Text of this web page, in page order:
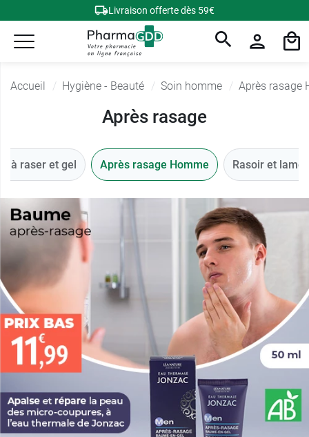
Livraison offerte dès 59€
Accueil Hygiène - Beauté Soin homme Après rasage
Après rasage
à raser et gel Après rasage Homme Rasoir et lames